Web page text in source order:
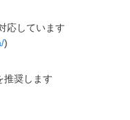
応しています
)
推奨します